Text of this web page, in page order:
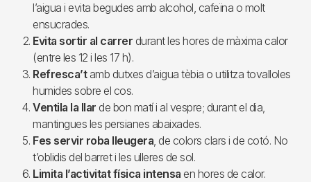
l’aigua i evita begudes amb alcohol, cafeïna o molt
ensucrades.
Evita sortir al carrer durant les hores de màxima calor
(entre les 12 i les 17 h).
Refresca’tamb dutxes d’aigua tèbia o utilitza tovalloles
humides sobre el cos.
Ventila la llar de bon matí i al vespre; durant el dia,
mantingues les persianes abaixades.
Fes servir roba lleugera, de colors clars i de cotó. No
t’oblidis del barret i les ulleres de sol.
Limita l’activitat física intensa en hores de calor.